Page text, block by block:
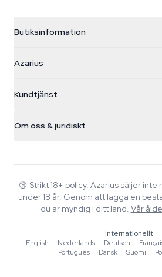
Butiksinformation
Galvaniweg 11
Nederland
+31(0)204897914
Azarius
Magiska svampar
Smokeshop
Kundtjänst
Returpolicy
Vanliga frågor
Integritetspolicy
Om oss & juridiskt
Wiki
Blog
Musik
Redaktionella standarder
Verktyg & Kalkylatorer
🔞 Strikt 18+ policy. Azarius säljer
under 18 år. Genom att lägga en
du är myndig i ditt land. Vår
Internationellt
English
·Nederlands ·Deutsch ·
Português
·Dansk ·Suomi ·